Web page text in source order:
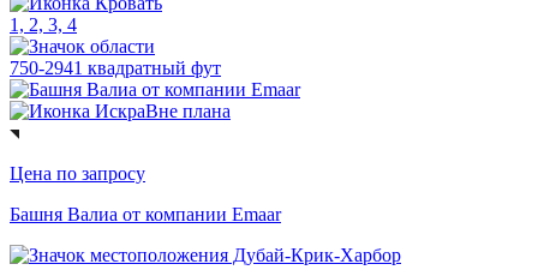
1, 2, 3, 4
750-2941 квадратный фут
Вне плана
Цена по запросу
Башня Валиа от компании Emaar
Дубай-Крик-Харбор